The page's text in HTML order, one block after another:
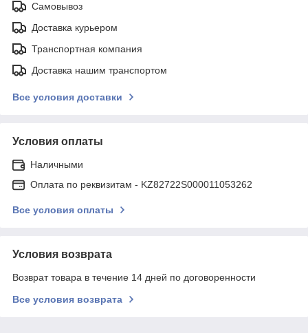
Самовывоз
Доставка курьером
Транспортная компания
Доставка нашим транспортом
Все условия доставки
Условия оплаты
Наличными
Оплата по реквизитам - KZ82722S000011053262
Все условия оплаты
Условия возврата
Возврат товара в течение 14 дней по договоренности
Все условия возврата